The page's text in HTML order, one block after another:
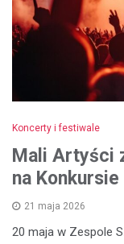
Koncerty i festiwale
Mali Artyści
na
21 maja 2026
20 maja w Zespole